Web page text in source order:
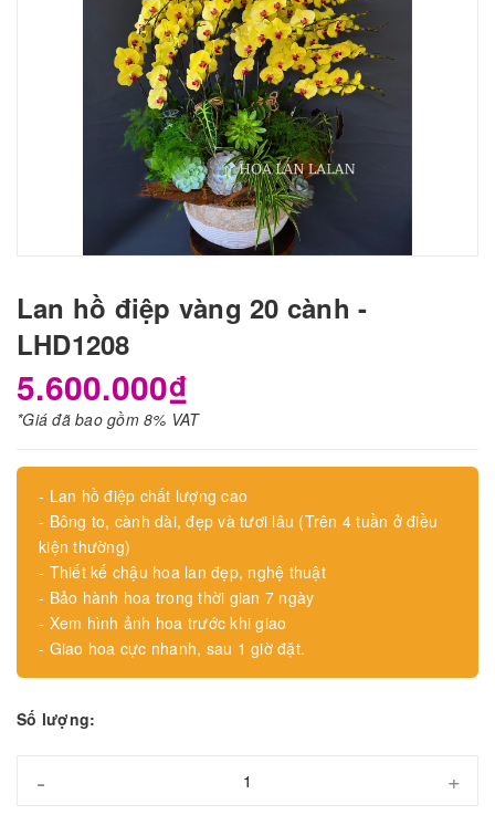
Lan hồ điệp vàng 20 cành -
LHD1208
5.600.000₫
*Giá đã bao gồm 8% VAT
- Lan hồ điệp chất lượng cao
- Bông to, cành dài, đẹp và tươi lâu (Trên 4 tuần ở điều
kiện thường)
- Thiết kế chậu hoa lan đẹp, nghệ thuật
- Bảo hành hoa trong thời gian 7 ngày
- Xem hình ảnh hoa trước khi giao
- Giao hoa cực nhanh, sau 1 giờ đặt.
Số lượng:
- +